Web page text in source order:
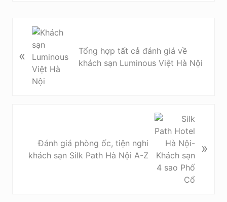
i
«
Tổng hợp tất cả đánh giá về
khách sạn Luminous Việt Hà Nội
Đánh giá phòng ốc, tiện nghi
khách sạn Silk Path Hà Nội A-Z
»